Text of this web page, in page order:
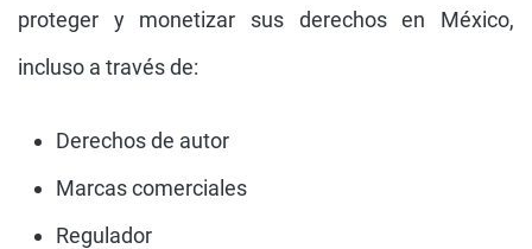
proteger y monetizar sus derechos en México,
incluso a través de:
Derechos de autor
Marcas comerciales
Regulador